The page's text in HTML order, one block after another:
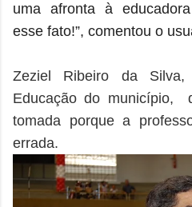
uma afronta à
esse fato!”, comentou o
Zeziel Ribeiro da
Educação do município,
tomada porque a
errada.